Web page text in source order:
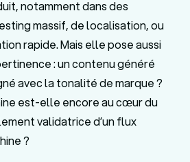
notamment dans des
massif, de localisation, ou
rapide. Mais elle pose aussi
: un contenu généré
avec la tonalité de marque ?
est-elle encore au cœur du
validatrice d’un flux
?